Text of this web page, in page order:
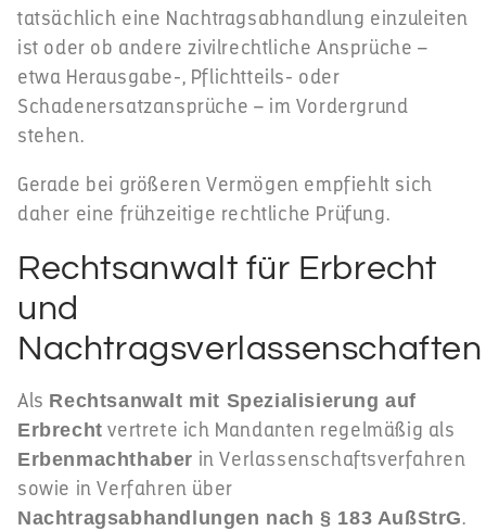
tatsächlich eine Nachtragsabhandlung einzuleiten
ist oder ob andere zivilrechtliche Ansprüche –
etwa Herausgabe-, Pflichtteils- oder
Schadenersatzansprüche – im Vordergrund
stehen.
Gerade bei größeren Vermögen empfiehlt sich
daher eine frühzeitige rechtliche Prüfung.
Rechtsanwalt für Erbrecht
und
Nachtragsverlassenschaften
Als Rechtsanwalt mit Spezialisierung auf
Erbrecht vertrete ich Mandanten regelmäßig als
Erbenmachthaber in Verlassenschaftsverfahren
sowie in Verfahren über
Nachtragsabhandlungen nach § 183 AußStrG.